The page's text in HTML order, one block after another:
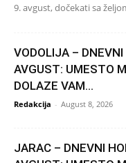
9. avgust, dočekati sa
VODOLIJA –
AVGUST: UMESTO
DOLAZE VAM...
Redakcija - August 8, 2026
JARAC – DNEVNI